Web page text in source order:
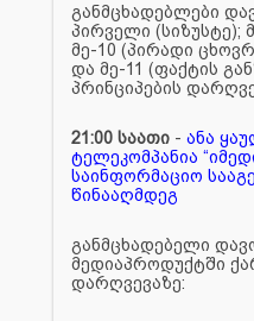
განმცხადებლები
პირველი (სიზუსტე);
მე-10 (პირადი
და მე-11 (ფაქტის
პრინციპების
21:00 საათი - ანა
ტელეკომპანია
საინფორმაციო
წინააღმდეგ
განმცხადებელი
მედიაპროდუქტში
დარღვევაზე: